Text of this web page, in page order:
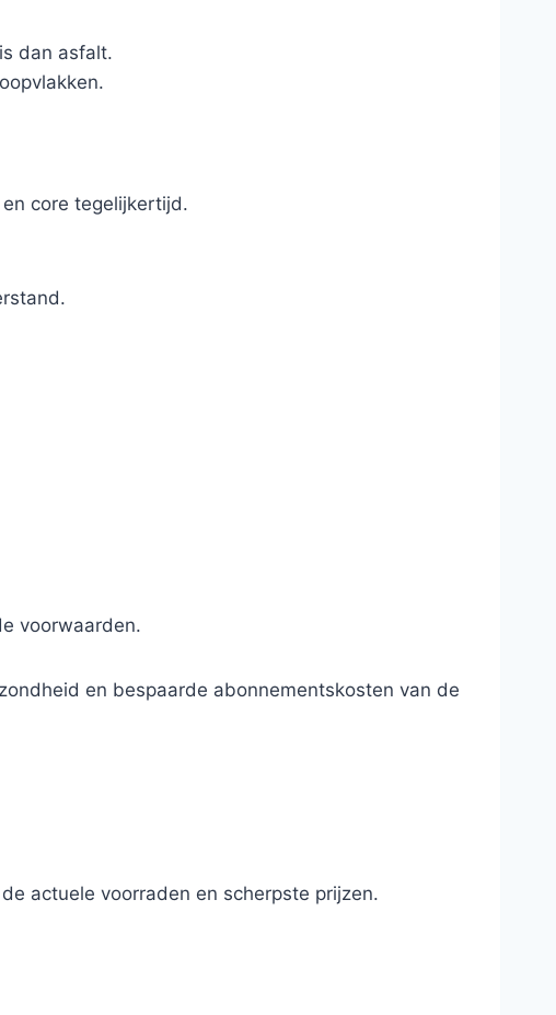
dan asfalt.
core tegelijkertijd.
voorwaarden.
en bespaarde abonnementskosten van de
actuele voorraden en scherpste prijzen.